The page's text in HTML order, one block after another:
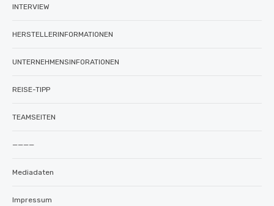
INTERVIEW
HERSTELLERINFORMATIONEN
UNTERNEHMENSINFORATIONEN
REISE-TIPP
TEAMSEITEN
————
Mediadaten
Impressum